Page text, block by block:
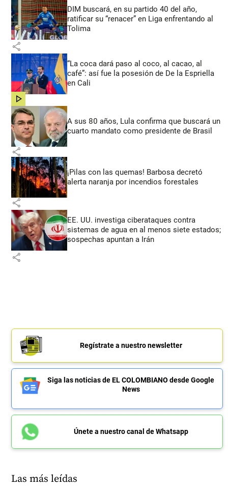
DIM buscará, en su partido 40 del año,
ratificar su “renacer” en Liga enfrentando al
Tolima
share
“La coca dará paso al coco, al cacao, al
café”: así fue la posesión de De la Espriella
en Cali
share
A sus 80 años, Lula confirma que buscará un
cuarto mandato como presidente de Brasil
share
¡Pilas con las quemas! Barbosa decretó
alerta naranja por incendios forestales
share
EE. UU. investiga ciberataques contra
sistemas de agua en al menos siete estados;
sospechas apuntan a Irán
share
Regístrate a nuestro newsletter
Siga las noticias de EL COLOMBIANO desde Google
News
Únete a nuestro canal de Whatsapp
Las más leídas